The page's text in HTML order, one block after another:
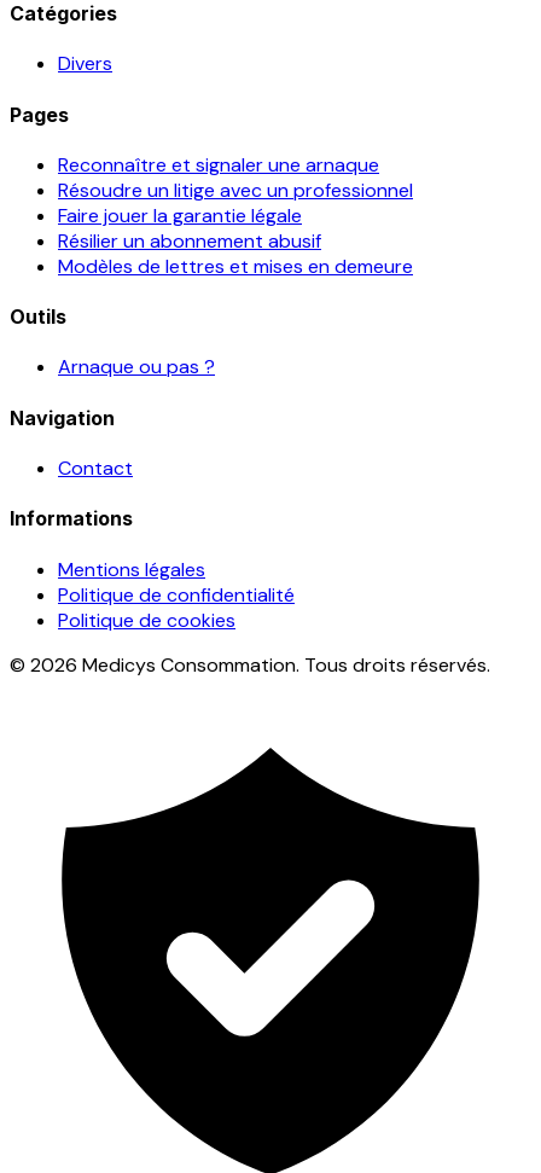
Catégories
Divers
Pages
Reconnaître et signaler une arnaque
Résoudre un litige avec un professionnel
Faire jouer la garantie légale
Résilier un abonnement abusif
Modèles de lettres et mises en demeure
Outils
Arnaque ou pas ?
Navigation
Contact
Informations
Mentions légales
Politique de confidentialité
Politique de cookies
© 2026 Medicys Consommation. Tous droits réservés.